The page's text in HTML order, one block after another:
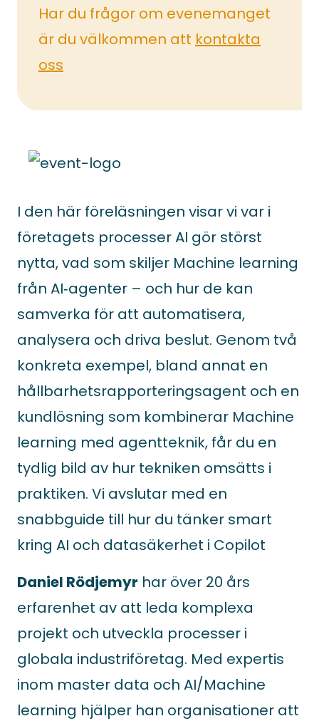
I den här föreläsningen visar vi var i
företagets processer AI gör störst
nytta, vad som skiljer Machine learning
från AI‑agenter – och hur de kan
samverka för att automatisera,
analysera och driva beslut. Genom två
konkreta exempel, bland annat en
hållbarhetsrapporteringsagent och en
kundlösning som kombinerar Machine
learning med agentteknik, får du en
tydlig bild av hur tekniken omsätts i
praktiken. Vi avslutar med en
snabbguide till hur du tänker smart
kring AI och datasäkerhet i Copilot
Daniel Rödjemyr har över 20 års
erfarenhet av att leda komplexa
projekt och utveckla processer i
globala industriföretag. Med expertis
inom master data och AI/Machine
learning hjälper han organisationer att
Har du frågor om evenemanget
är du välkommen att kontakta
oss